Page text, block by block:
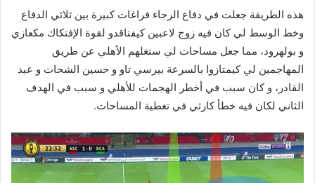
هذه الطريقة جعلت في دفاع الرجاء فراغات كبيرة بين ثلاثي الدفاع
وخط الوسط لي كان فيه زوج لاعبين كيفتاقدو لقوة الإفتكاك مكعازي
و بولهرود، مما جعل مساحات لي ستغلهم الأهلي عن طريق
المهاجمين لي كيمتازوا بالسرعة بيرسي تاو و حسين الشحات و عبد
القادر، و كان سبب في أخطر الهجمات للأهلي و سبب في الهدف
الثاني لكان فيه خطأ كارثي في تغطية المساحات.